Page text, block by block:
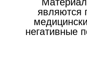
являются
негативные